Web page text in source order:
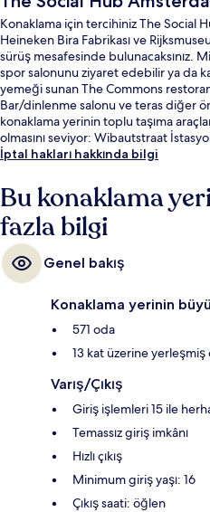
Konaklama için tercihiniz The Social
Heineken Bira Fabrikası ve
sürüş mesafesinde bulunacaksınız.
spor salonunu ziyaret edebilir ya da
yemeği sunan The Commons
Bar/dinlenme salonu ve teras diğer
konaklama yerinin toplu taşıma
olmasını seviyor: Wibautstraat
5 dakika mesafede.
İptal hakları hakkında bilgi
Bu konaklama
fazla bilgi
Genel bakış
Konaklama yerinin
571 oda
13 kat üzerine
Varış/Çıkış
Giriş işlemleri 15 ile
Temassız giriş imkânı
Hızlı çıkış
Minimum giriş yaşı: 16
Çıkış saati: öğlen